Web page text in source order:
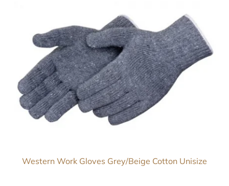
Western Work Gloves Grey/Beige Cotton Unisize